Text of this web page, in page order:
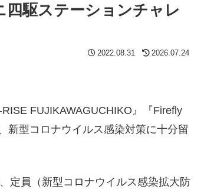
四駆ステーションチャレ
2022.08.31 2026.07.24
FUJIKAWAGUCHIKO』『Firefly
新型コロナウイルス感染対策に十分留
定員（新型コロナウイルス感染拡大防